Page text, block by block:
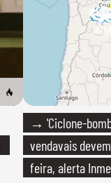
→ 'Ciclone-
vendavais
feira, alerta